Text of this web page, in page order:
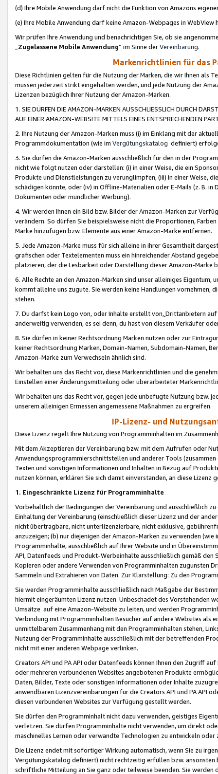
(d) Ihre Mobile Anwendung darf nicht die Funktion von Amazons
(e) Ihre Mobile Anwendung darf keine Amazon-Webpages in WebView
Wir prüfen Ihre Anwendung und benachrichtigen Sie, ob sie
„Zugelassene Mobile Anwendung“ im Sinne derVereinbarung.
Markenrichtlinien für das
Diese Richtlinien gelten für die Nutzung der Marken, die wir Ihnen als
müssen jederzeit strikt eingehalten werden, und jede Nutzung der
Lizenzen bezüglich Ihrer Nutzung der Amazon-Marken.
1. SIE DÜRFEN DIE AMAZON-MARKEN AUSSCHLIESSLICH DURCH
AUF EINER AMAZON-WEBSITE MITTELS EINES ENTSPRECHENDEN
2. Ihre Nutzung der Amazon-Marken muss (i) im Einklang mit der
Programmdokumentation (wie im Vergütungskatalog definiert)
3. Sie dürfen die Amazon-Marken ausschließlich für den in der
nicht wie folgt nutzen oder darstellen: (i) in einer Weise, die ein
Produkte und Dienstleistungen zu verunglimpfen, (iii) in einer Weise,
schädigen könnte, oder (iv) in Offline-Materialien oder E-Mails (z. B. in
Dokumenten oder mündlicher Werbung).
4. Wir werden Ihnen ein Bild bzw. Bilder der Amazon-Marken zur
verändern. So dürfen Sie beispielsweise nicht die Proportionen,
Marke hinzufügen bzw. Elemente aus einer Amazon-Marke entfernen.
5. Jede Amazon-Marke muss für sich alleine in ihrer Gesamtheit
grafischen oder Textelementen muss ein hinreichender Abstand
platzieren, der die Lesbarkeit oder Darstellung dieser Amazon-Marke
6. Alle Rechte an den Amazon-Marken sind unser alleiniges
kommt alleine uns zugute. Sie werden keine Handlungen vornehmen,
stehen.
7. Du darfst kein Logo von, oder Inhalte erstellt von,Drittanbietern auf
anderweitig verwenden, es sei denn, du hast von diesem Verkäufer
8. Sie dürfen in keiner Rechtsordnung Marken nutzen oder zur
keiner Rechtsordnung Marken, Domain-Namen, Subdomain-Namen,
Amazon-Marke zum Verwechseln ähnlich sind.
Wir behalten uns das Recht vor, diese Markenrichtlinien und die
Einstellen einer Änderungsmitteilung oder überarbeiteter
Wir behalten uns das Recht vor, gegen jede unbefugte Nutzung bzw.
unserem alleinigen Ermessen angemessene Maßnahmen zu ergreifen.
IP-Lizenz- und
Diese Lizenz regelt Ihre Nutzung von Programminhalten im
Mit dem Akzeptieren der Vereinbarung bzw. mit dem Aufrufen oder
Anwendungsprogrammierschnittstellen und anderer Tools (zusammen
Texten und sonstigen Informationen und Inhalten in Bezug auf
nutzen können, erklären Sie sich damit einverstanden, an diese Lizenz
1. Eingeschränkte Lizenz für Programminhalte
Vorbehaltlich der Bedingungen der Vereinbarung und ausschließlich
Einhaltung der Vereinbarung (einschließlich dieser Lizenz und der
nicht übertragbare, nicht unterlizenzierbare, nicht exklusive,
anzuzeigen; (b) nur diejenigen der Amazon-Marken zu verwenden
Programminhalte, ausschließlich auf Ihrer Website und in
API, Datenfeeds und Produkt-Werbeinhalte ausschließlich gemäß
Kopieren oder andere Verwenden von Programminhalten zugunsten
Sammeln und Extrahieren von Daten. Zur Klarstellung: Zu den
Sie werden Programminhalte ausschließlich nach Maßgabe der
hiermit eingeräumten Lizenz nutzen. Unbeschadet des Vorstehenden
Umsätze auf eine Amazon-Website zu leiten, und werden
Verbindung mit Programminhalten Besucher auf andere Websites als
unmittelbarem Zusammenhang mit den Programminhalten stehen,
Nutzung der Programminhalte ausschließlich mit der betreffenden
nicht mit einer anderen Webpage verlinken.
Creators API und PA API oder Datenfeeds können Ihnen den Zugriff
oder mehreren verbundenen Websites angebotenen Produkte
Daten, Bilder, Texte oder sonstigen Informationen oder Inhalte
anwendbaren Lizenzvereinbarungen für die Creators API und PA API
diesen verbundenen Websites zur Verfügung gestellt werden.
Sie dürfen den Programminhalt nicht dazu verwenden, geistiges
verletzen. Sie dürfen Programminhalte nicht verwenden, um direkt
maschinelles Lernen oder verwandte Technologien zu entwickeln
Die Lizenz endet mit sofortiger Wirkung automatisch, wenn Sie zu
Vergütungskatalog definiert) nicht rechtzeitig erfüllen bzw. ansonsten
schriftliche Mitteilung an Sie ganz oder teilweise beenden. Sie werden